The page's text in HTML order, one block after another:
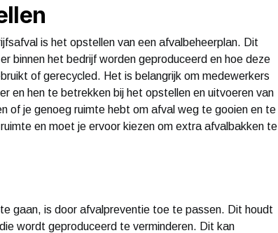
is het opstellen van een afvalbeheerplan. Dit
binnen het bedrijf worden geproduceerd en hoe deze
of gerecycled. Het is belangrijk om medewerkers
en hen te betrekken bij het opstellen en uitvoeren van
of je genoeg ruimte hebt om afval weg te gooien en te
en moet je ervoor kiezen om extra afvalbakken te
gaan, is door afvalpreventie toe te passen. Dit houdt
wordt geproduceerd te verminderen. Dit kan